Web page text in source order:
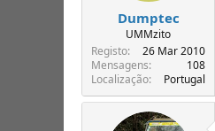
Dumptec
UMMzito
Registo
26 Mar 2010
Mensagens
108
Localização
Portugal